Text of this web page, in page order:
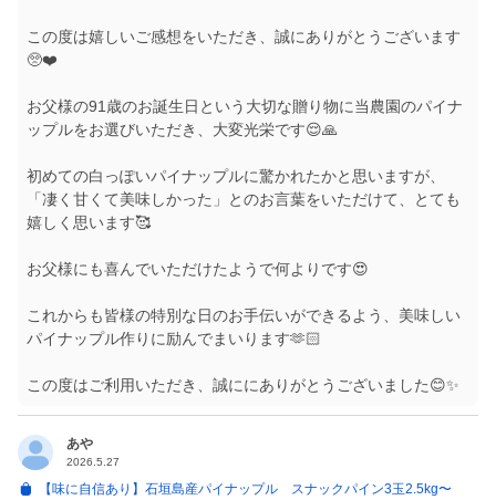
この度は嬉しいご感想をいただき、誠にありがとうございます
🥺❤️
お父様の91歳のお誕生日という大切な贈り物に当農園のパイナ
ップルをお選びいただき、大変光栄です😌🙏
初めての白っぽいパイナップルに驚かれたかと思いますが、
「凄く甘くて美味しかった」とのお言葉をいただけて、とても
嬉しく思います🥰
お父様にも喜んでいただけたようで何よりです😍
これからも皆様の特別な日のお手伝いができるよう、美味しい
パイナップル作りに励んでまいります🫶🏻
この度はご利用いただき、誠ににありがとうございました😊✨
あや
2026.5.27
【味に自信あり】石垣島産パイナップル スナックパイン3玉2.5kg〜